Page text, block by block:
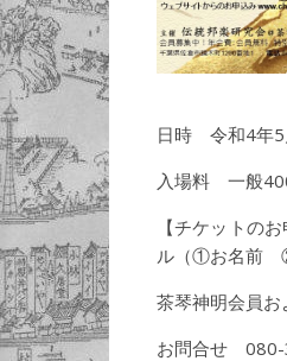
日時 令和4年
入場料 一般
【チケットのお
ル（①お名前 ②
茶琴神明会員
お問合せ 080-